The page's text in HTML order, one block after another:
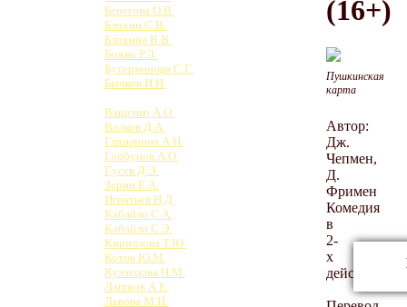
Берегова О.В.
Блохин С.В.
Блохина В.В.
Божко Р.Л.
Бутерманова С.Г.
Бычков И.Н.
Ващенко А.О.
Волков Д.А.
Глазырина А.Н.
Горбунов А.О.
Гусев Д.Э.
Зерин Е.А.
Игнатьев Н.Д.
Кабайло С.А.
Кабайло С.Э.
Кириллова Т.Ю.
Котов Ю.М.
Кузнецова Н.М.
Лапшов А.Е.
Львова М.Н.
(16+)
Пушкинская
карта
Автор:
Дж.
Чепмен,
Д.
Фримен
Комедия
в
2-
х
действиях